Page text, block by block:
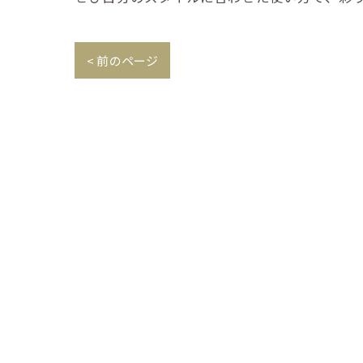
< 前のページ